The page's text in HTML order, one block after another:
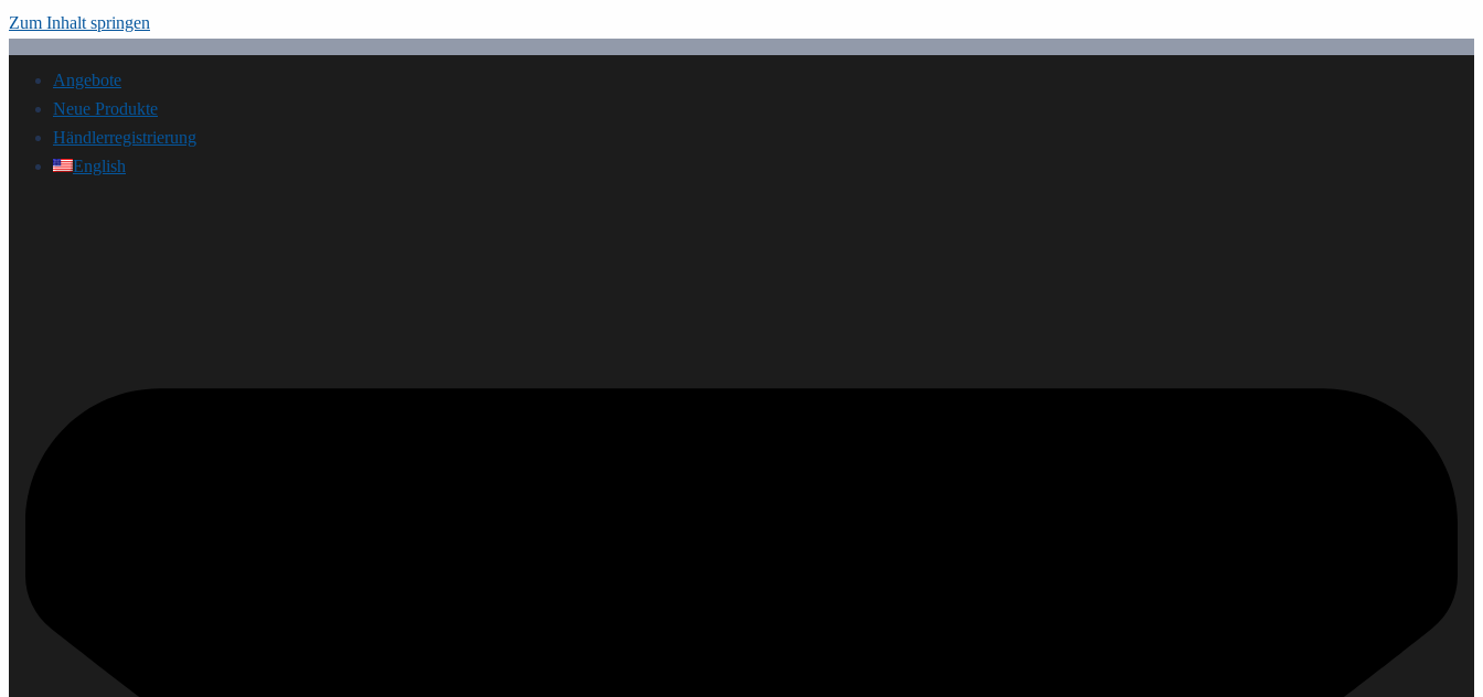
Zum Inhalt springen
Angebote
Neue Produkte
Händlerregistrierung
English